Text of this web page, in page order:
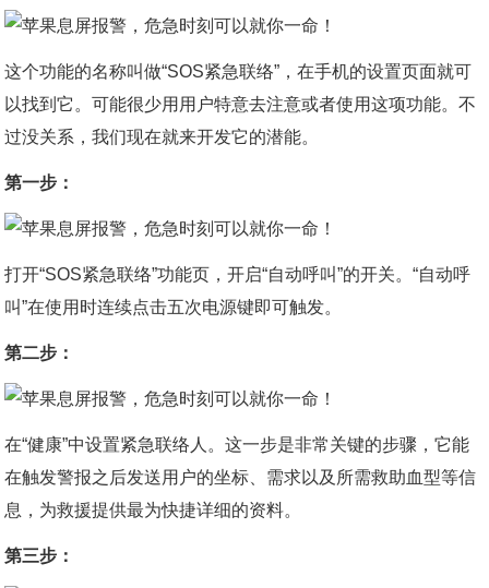
这个功能的名称叫做“SOS紧急联络”，在手机的设置页面就可
以找到它。可能很少用用户特意去注意或者使用这项功能。不
过没关系，我们现在就来开发它的潜能。
第一步：
打开“SOS紧急联络”功能页，开启“自动呼叫”的开关。“自动呼
叫”在使用时连续点击五次电源键即可触发。
第二步：
在“健康”中设置紧急联络人。这一步是非常关键的步骤，它能
在触发警报之后发送用户的坐标、需求以及所需救助血型等信
息，为救援提供最为快捷详细的资料。
第三步：